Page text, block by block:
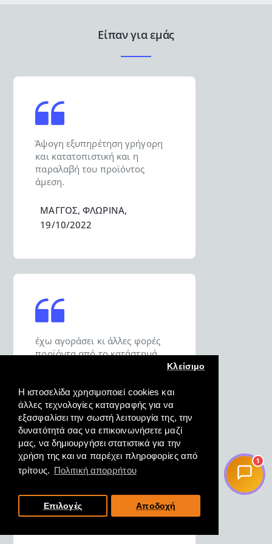
Η ιστοσελίδα χρησιμοποιεί cookies και
άλλες τεχνολογίες καταγραφής για να
εξασφαλίσει την σωστή λειτουργία της, την
δυνατότητά σας να επικοινωνήσετε μαζί
μας, να δημιουργήσει στατιστικά για την
χρήση της και να παρέχει πληροφορίες από
τρίτους. Πολιτική απορρήτου
Κλείσιμο
Επιλογές Αποδοχή
Είπαν για εμάς
Άψογη εξυπηρέτηση γρήγορη
και κατατοπιστική και η
παραλαβή του προϊόντος
άμεση.
ΜΑΓΓΟΣ, ΦΛΩΡΙΝΑ,
19/10/2022
έχω αγοράσει κι άλλες φορές
προϊόντα από το κατάστημά
σας και είμαι σε θέση να σας πω
αγορές μου.
ΔΗΜΗΤΡΙΟΣ, ΚΑΡΑΒΟΜΥΛΟΣ
Ν. ΦΘΙΩΤΗΔΟΣ, 18/10/2022
1